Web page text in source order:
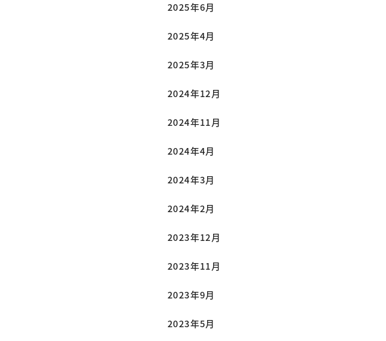
2025年6月
2025年4月
2025年3月
2024年12月
2024年11月
2024年4月
2024年3月
2024年2月
2023年12月
2023年11月
2023年9月
2023年5月